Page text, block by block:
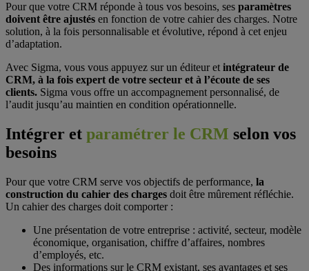
Pour que votre CRM réponde à tous vos besoins, ses paramètres
doivent être ajustés en fonction de votre cahier des charges. Notre
solution, à la fois personnalisable et évolutive, répond à cet enjeu
d’adaptation.
Avec Sigma, vous vous appuyez sur un éditeur et intégrateur de
CRM, à la fois expert de votre secteur et à l’écoute de ses
clients. Sigma vous offre un accompagnement personnalisé, de
l’audit jusqu’au maintien en condition opérationnelle.
Intégrer et paramétrer le CRM selon vos
besoins
Pour que votre CRM serve vos objectifs de performance, la
construction du cahier des charges doit être mûrement réfléchie.
Un cahier des charges doit comporter :
Une présentation de votre entreprise : activité, secteur, modèle
économique, organisation, chiffre d’affaires, nombres
d’employés, etc.
Des informations sur le CRM existant, ses avantages et ses